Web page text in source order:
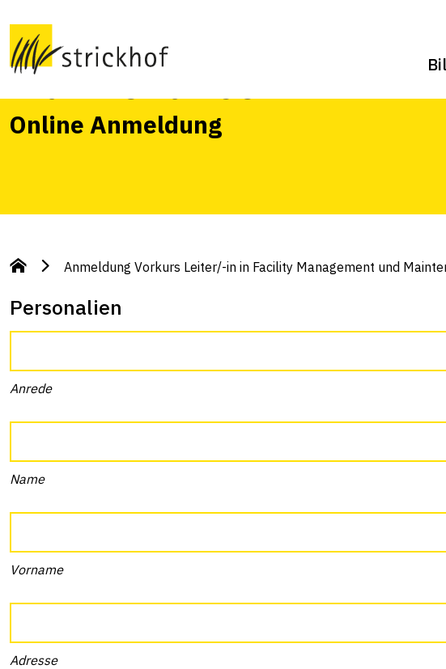
Facility Management
Maintenance
Online Anmeldung
Anmeldung Vorkurs Leiter/-in in Facility Management und
Personalien
Anrede
Name
Vorname
Adresse